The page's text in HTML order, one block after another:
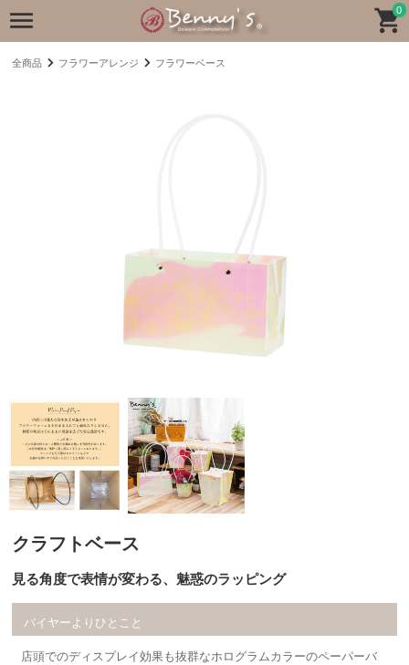
0
全商品 フラワーアレンジ フラワーベース
クラフトベース
見る角度で表情が変わる、魅惑のラッピング
バイヤーよりひとこと
店頭でのディスプレイ効果も抜群なホログラムカラーのペーパーバ